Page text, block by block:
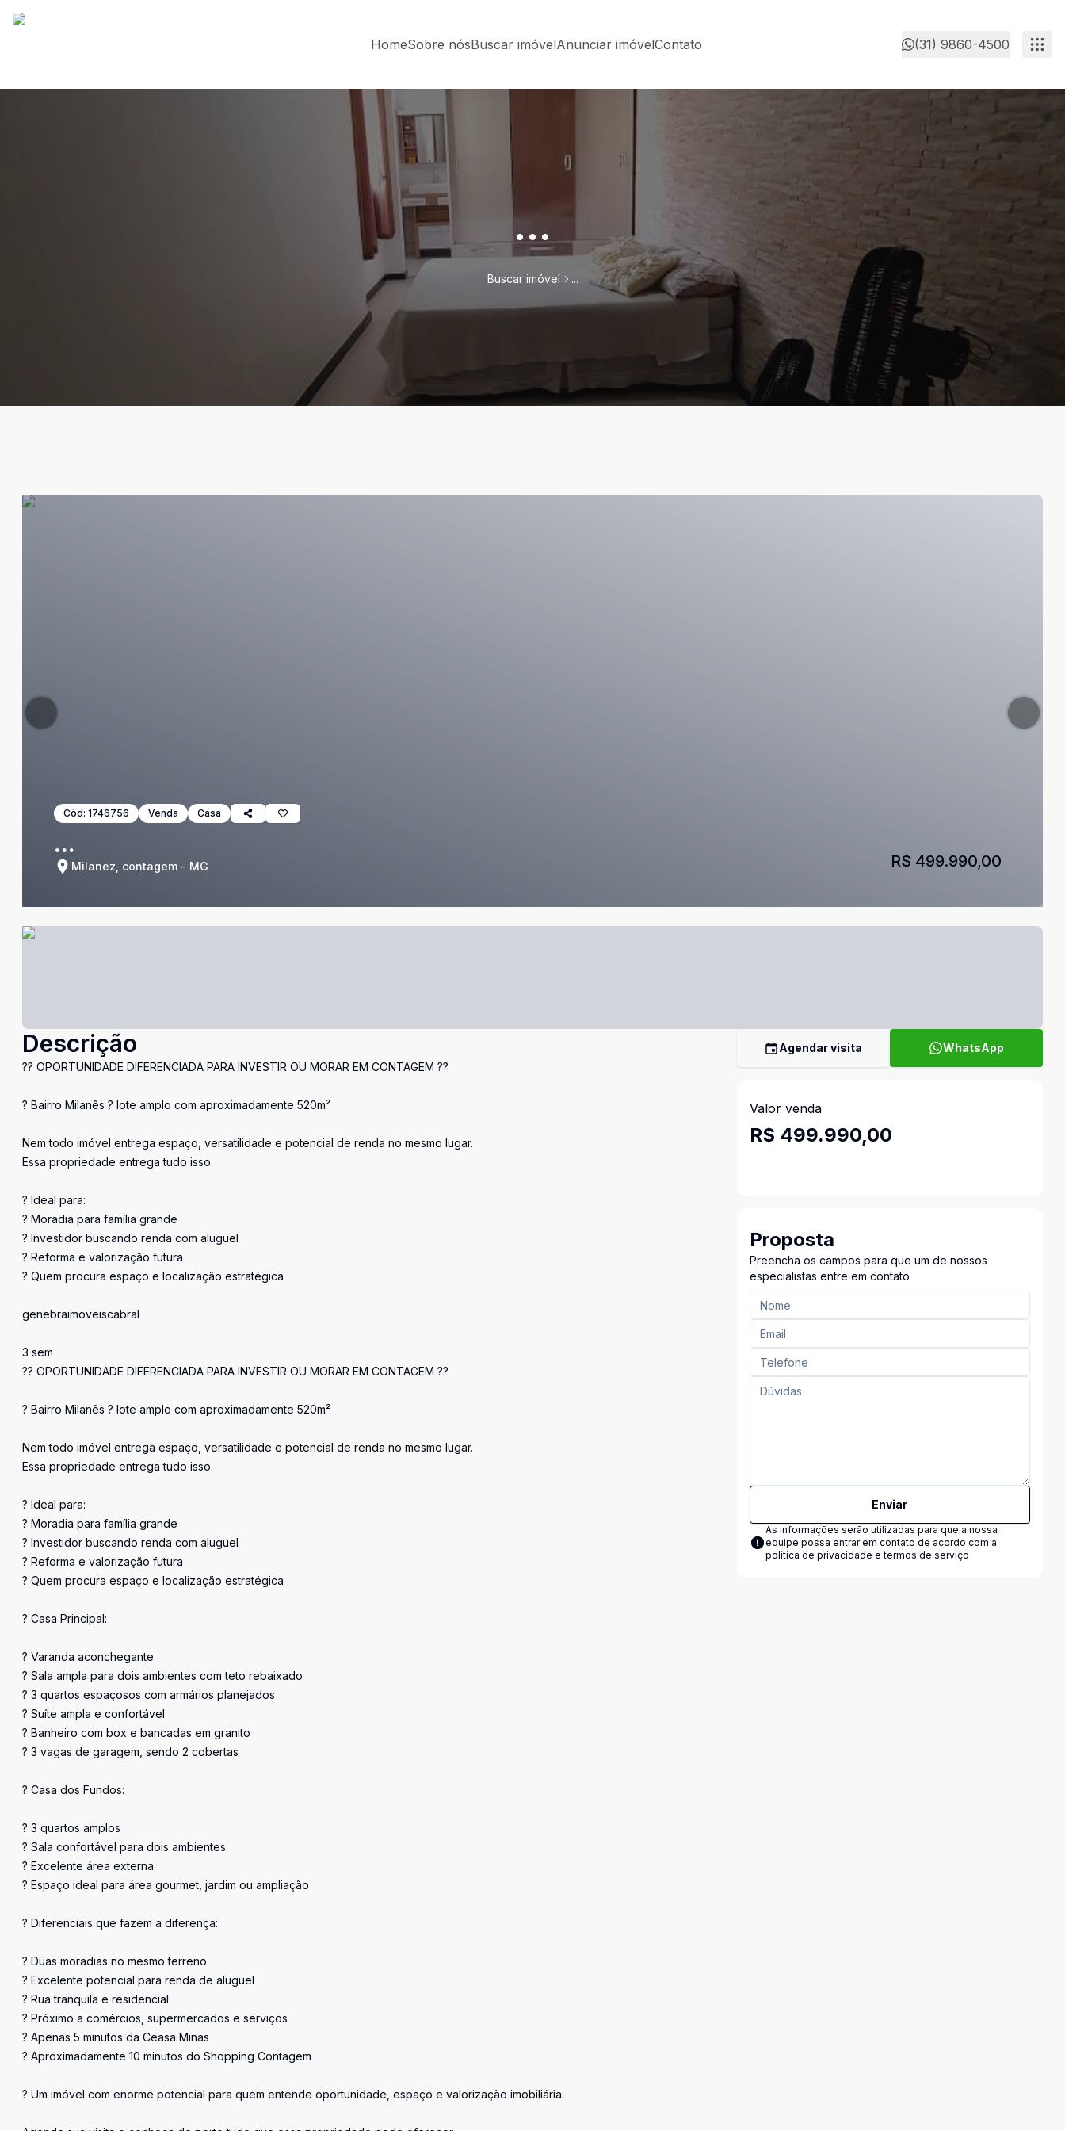
HomeSobre nósBuscar imóvelAnunciar imóvelContato (31) 9860-4500
...
Buscar imóvel ...
Cód: 1746756 Venda Casa
...
Milanez, contagem - MG R$ 499.990,00
Descrição
?? OPORTUNIDADE DIFERENCIADA PARA INVESTIR OU MORAR EM CONTAGEM ??
? Bairro Milanês ? lote amplo com aproximadamente 520m²
Nem todo imóvel entrega espaço, versatilidade e potencial de renda no mesmo lugar.
Essa propriedade entrega tudo isso.
? Ideal para:
? Moradia para família grande
? Investidor buscando renda com aluguel
? Reforma e valorização futura
? Quem procura espaço e localização estratégica
genebraimoveiscabral
3 sem
?? OPORTUNIDADE DIFERENCIADA PARA INVESTIR OU MORAR EM CONTAGEM ??
? Bairro Milanês ? lote amplo com aproximadamente 520m²
Nem todo imóvel entrega espaço, versatilidade e potencial de renda no mesmo lugar.
Essa propriedade entrega tudo isso.
? Ideal para:
? Moradia para família grande
? Investidor buscando renda com aluguel
? Reforma e valorização futura
? Quem procura espaço e localização estratégica
? Casa Principal:
? Varanda aconchegante
? Sala ampla para dois ambientes com teto rebaixado
? 3 quartos espaçosos com armários planejados
? Suíte ampla e confortável
? Banheiro com box e bancadas em granito
? 3 vagas de garagem, sendo 2 cobertas
? Casa dos Fundos:
? 3 quartos amplos
? Sala confortável para dois ambientes
? Excelente área externa
? Espaço ideal para área gourmet, jardim ou ampliação
? Diferenciais que fazem a diferença:
? Duas moradias no mesmo terreno
? Excelente potencial para renda de aluguel
? Rua tranquila e residencial
? Próximo a comércios, supermercados e serviços
? Apenas 5 minutos da Ceasa Minas
? Aproximadamente 10 minutos do Shopping Contagem
? Um imóvel com enorme potencial para quem entende oportunidade, espaço e valorização imobiliária.
Agendar visita WhatsApp
Valor venda
R$ 499.990,00
Proposta
Preencha os campos para que um de nossos
especialistas entre em contato
Enviar
As informações serão utilizadas para que a nossa
equipe possa entrar em contato de acordo com a
política de privacidade e termos de serviço